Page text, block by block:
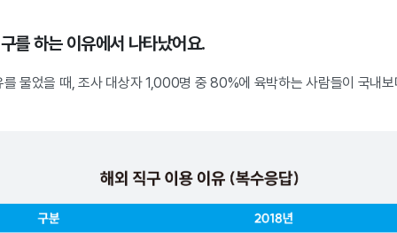
를 하는 이유에서 나타났어요.
물었을 때, 조사 대상자 1,000명 중 80%에 육박하는 사람들이 국내